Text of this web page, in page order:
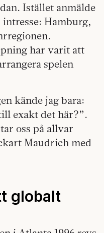
Istället anmälde
Hamburg,
har varit att
spelen
kände jag bara:
exakt det här?”.
oss på allvar
Maudrich med
globalt